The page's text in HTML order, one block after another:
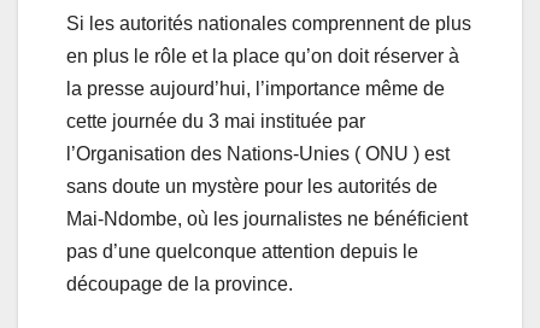
Si les autorités nationales comprennent de plus
en plus le rôle et la place qu’on doit réserver à
la presse aujourd’hui, l’importance même de
cette journée du 3 mai instituée par
l’Organisation des Nations-Unies ( ONU ) est
sans doute un mystère pour les autorités de
Mai-Ndombe, où les journalistes ne bénéficient
pas d’une quelconque attention depuis le
découpage de la province.